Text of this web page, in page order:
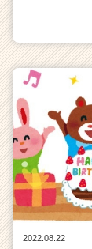
2022.08.22